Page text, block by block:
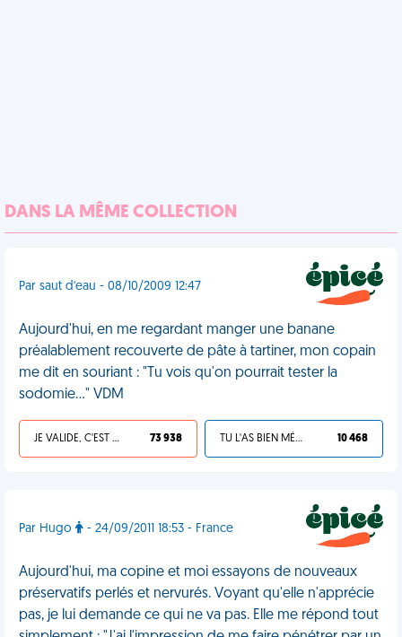
DANS LA MÊME COLLECTION
Par saut d'eau - 08/10/2009 12:47
Aujourd'hui, en me regardant manger une banane
préalablement recouverte de pâte à tartiner, mon copain
me dit en souriant : "Tu vois qu'on pourrait tester la
sodomie..." VDM
JE VALIDE, C'EST UNE VDM 73 938 TU L'AS BIEN MÉRITÉ 10 468
Par Hugo - 24/09/2011 18:53 - France
Aujourd'hui, ma copine et moi essayons de nouveaux
préservatifs perlés et nervurés. Voyant qu'elle n'apprécie
pas, je lui demande ce qui ne va pas. Elle me répond tout